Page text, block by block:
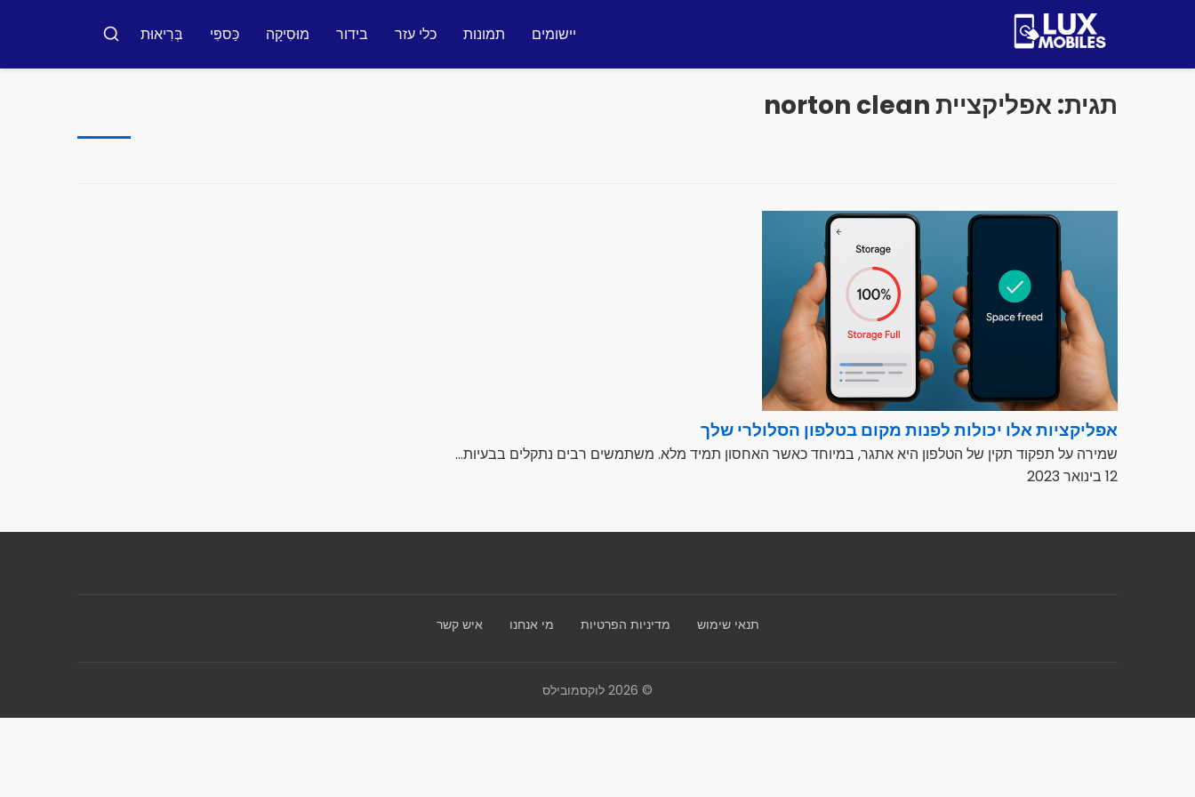
יישומים תמונות כלי עזר בידור מוּסִיקָה כַּספִּי בְּרִיאוּת חיפוש
תגית:אפליקציית norton clean
אפליקציות אלו יכולות לפנות מקום בטלפון הסלולרי שלך
שמירה על תפקוד תקין של הטלפון היא אתגר, במיוחד כאשר האחסון תמיד מלא. משתמשים רבים נתקלים בבעיות...
12 בינואר 2023
תנאי שימוש מדיניות הפרטיות מי אנחנו איש קשר
© 2026 לוקסמובילס